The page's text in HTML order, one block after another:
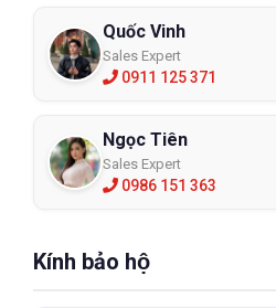
Quốc Vinh
Sales Expert
0911 125 371
Ngọc Tiên
Sales Expert
0986 151 363
Kính bảo hộ